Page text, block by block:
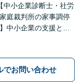
中小企業診断士・社労
庭裁判所の家事調停
中小企業の支援と個
じた、最適な解決方
ます。
でお問い合わせ